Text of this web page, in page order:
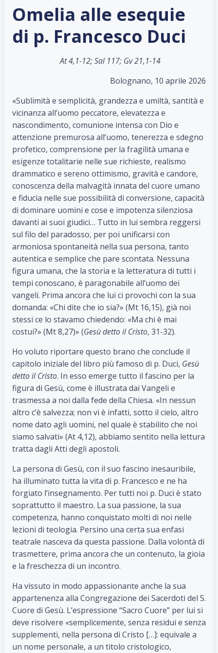
Omelia alle esequie
di p. Francesco Duci
At 4,1-12; Sal 117; Gv 21,1-14
Bolognano, 10 aprile 2026
«Sublimità e semplicità, grandezza e umiltà, santità e
vicinanza all’uomo peccatore, elevatezza e
nascondimento, comunione intensa con Dio e
attenzione premurosa all’uomo, tenerezza e sdegno
profetico, comprensione per la fragilità umana e
esigenze totalitarie nelle sue richieste, realismo
drammatico e sereno ottimismo, gravità e candore,
conoscenza della malvagità innata del cuore umano
e fiducia nelle sue possibilità di conversione, capacità
di dominare uomini e cose e impotenza silenziosa
davanti ai suoi giudici… Tutto in lui sembra reggersi
sul filo del paradosso, per poi unificarsi con
armoniosa spontaneità nella sua persona, tanto
autentica e semplice che pare scontata. Nessuna
figura umana, che la storia e la letteratura di tutti i
tempi conoscano, è paragonabile all’uomo dei
vangeli. Prima ancora che lui ci provochi con la sua
domanda: «Chi dite che io sia?» (Mt 16,15), già noi
stessi ce lo stavamo chiedendo: «Ma chi è mai
costui?» (Mt 8,27)» (Gesù detto il Cristo, 31-32).
Ho voluto riportare questo brano che conclude il
capitolo iniziale del libro più famoso di p. Duci, Gesù
detto il Cristo. In esso emerge tutto il fascino per la
figura di Gesù, come è illustrata dai Vangeli e
trasmessa a noi dalla fede della Chiesa. «In nessun
altro c’è salvezza; non vi è infatti, sotto il cielo, altro
nome dato agli uomini, nel quale è stabilito che noi
siamo salvati» (At 4,12), abbiamo sentito nella lettura
tratta dagli Atti degli apostoli.
La persona di Gesù, con il suo fascino inesauribile,
ha illuminato tutta la vita di p. Francesco e ne ha
forgiato l’insegnamento. Per tutti noi p. Duci è stato
soprattutto il maestro. La sua passione, la sua
competenza, hanno conquistato molti di noi nelle
lezioni di teologia. Persino una certa sua enfasi
teatrale nasceva da questa passione. Dalla volontà di
trasmettere, prima ancora che un contenuto, la gioia
e la freschezza di un incontro.
Ha vissuto in modo appassionante anche la sua
appartenenza alla Congregazione dei Sacerdoti del S.
Cuore di Gesù. L’espressione “Sacro Cuore” per lui si
deve risolvere «semplicemente, senza residui e senza
supplementi, nella persona di Cristo […]: equivale a
un nome personale, a un titolo cristologico,